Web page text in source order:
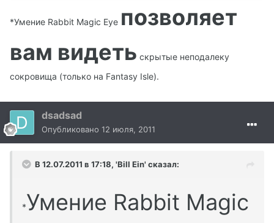
*Умение Rabbit Magic Eye позволяет
вам видеть скрытые неподалеку
сокровища (только на Fantasy Isle).
dsadsad
Опубликовано 12 июля, 2011
В 12.07.2011 в 17:18, 'Bill Ein' сказал:
*Умение Rabbit Magic